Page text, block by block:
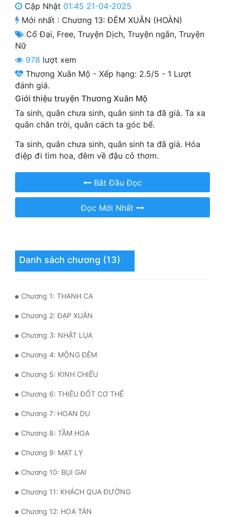
Cạnh Kỹ
Cổ Đại
Du Hí
Dã Sử
Dị Năng
Gia Đấu
Góc Nhìn Nam
Góc Nhìn Nữ
Huyền Nghi
Hài Hước
Hệ Thống
Học Đường
Khoa Huyễn
Khoa Huyễn Không Gian
Kinh Dị
Kiếm Hiệp
Kỳ Huyễn
Kỳ Ảo
Linh Dị
Làm Giàu
Cập Nhật 01:45 21-04-2025
Mới nhất : Chương 13: ĐÊM XUÂN (HOÀN)
Cổ Đại, Free, Truyện Dịch, Truyện ngắn, Truyện
Nữ
978 lượt xem
Thương Xuân Mộ - Xếp hạng: 2.5/5 - 1 Lượt
đánh giá.
Giới thiệu truyện Thương Xuân Mộ
Ta sinh, quân chưa sinh, quân sinh ta đã già. Ta xa
quân chân trời, quân cách ta góc bể.
Ta sinh, quân chưa sinh, quân sinh ta đã già. Hóa
điệp đi tìm hoa, đêm về đậu cỏ thơm.
Bắt Đầu Đọc
Đọc Mới Nhất
Danh sách chương (13)
Chương 1: THANH CA
Chương 2: ĐẠP XUÂN
Chương 3: NHẶT LỤA
Chương 4: MỘNG ĐÊM
Chương 5: KINH CHIẾU
Chương 6: THIÊU ĐỐT CƠ THỂ
Chương 7: HOAN DU
Chương 8: TẦM HOA
Chương 9: MẠT LỴ
Chương 10: BỤI GAI
Chương 11: KHÁCH QUA ĐƯỜNG
Chương 12: HOA TÀN